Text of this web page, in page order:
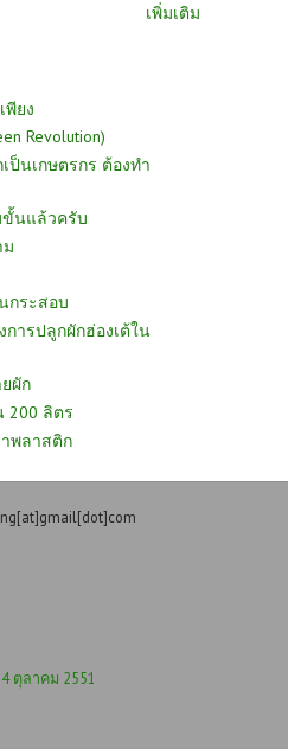
เพิ่มเติม
พียง
Revolution)
ป็นเกษตรกร ต้องทำ
ขั้นแล้วครับ
กระสอบ
ารปลูกผักฮ่องเต้ใน
ผัก
200 ลิตร
พลาสติก
ตุลาคม 2551